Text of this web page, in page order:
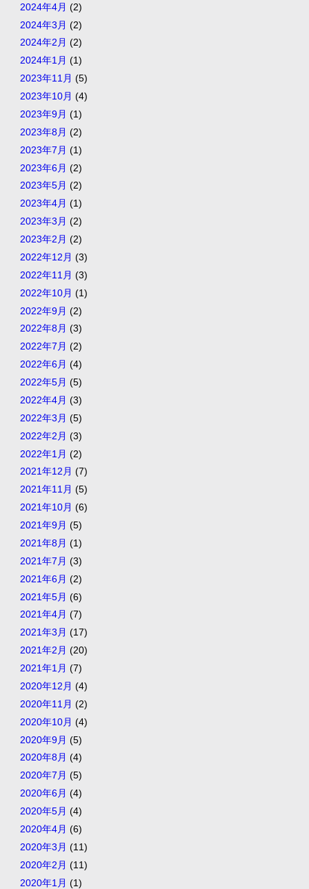
2024年4月 (2)
2024年3月 (2)
2024年2月 (2)
2024年1月 (1)
2023年11月 (5)
2023年10月 (4)
2023年9月 (1)
2023年8月 (2)
2023年7月 (1)
2023年6月 (2)
2023年5月 (2)
2023年4月 (1)
2023年3月 (2)
2023年2月 (2)
2022年12月 (3)
2022年11月 (3)
2022年10月 (1)
2022年9月 (2)
2022年8月 (3)
2022年7月 (2)
2022年6月 (4)
2022年5月 (5)
2022年4月 (3)
2022年3月 (5)
2022年2月 (3)
2022年1月 (2)
2021年12月 (7)
2021年11月 (5)
2021年10月 (6)
2021年9月 (5)
2021年8月 (1)
2021年7月 (3)
2021年6月 (2)
2021年5月 (6)
2021年4月 (7)
2021年3月 (17)
2021年2月 (20)
2021年1月 (7)
2020年12月 (4)
2020年11月 (2)
2020年10月 (4)
2020年9月 (5)
2020年8月 (4)
2020年7月 (5)
2020年6月 (4)
2020年5月 (4)
2020年4月 (6)
2020年3月 (11)
2020年2月 (11)
2020年1月 (1)